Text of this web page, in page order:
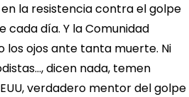
la resistencia contra el golpe
cada día. Y la Comunidad
los ojos ante tanta muerte. Ni
dicen nada, temen
verdadero mentor del golpe